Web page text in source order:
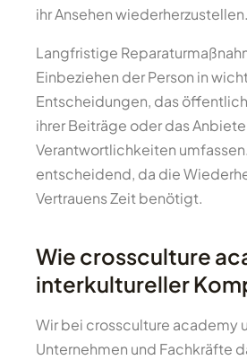
ihr Ansehen wiederherzustellen.
Langfristige
Einbeziehen der Person in
Entscheidungen, das
ihrer Beiträge oder das
Verantwortlichkeiten
entscheidend, da die
Vertrauens Zeit benötigt.
Wie crossculture
interkultureller
Wir bei crossculture academy
Unternehmen und Fachkräfte